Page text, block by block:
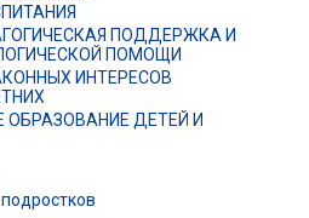
ПОДДЕРЖКА И
ПОМОЩИ
ИНТЕРЕСОВ
ДЕТЕЙ И